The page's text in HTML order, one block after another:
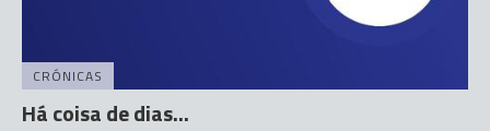
CRÓNICAS
Há coisa de dias...